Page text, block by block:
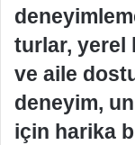
turlar, yerel
ve aile
deneyim,
için harika